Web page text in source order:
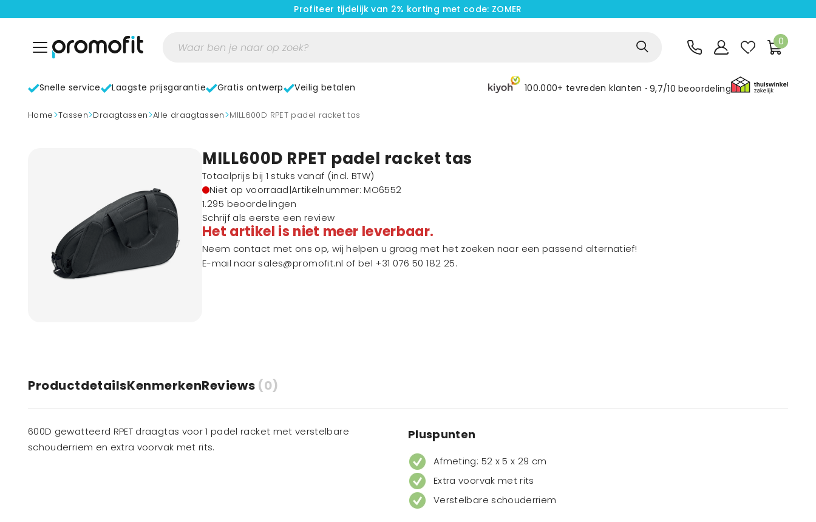
Profiteer tijdelijk van 2% korting met code: ZOMER
0
Snelle service Laagste prijsgarantie Gratis ontwerp Veilig betalen 100.000+ tevreden klanten 9,7/10 beoordeling
home> Tassen> Draagtassen> Alle draagtassen> MILL600D RPET padel racket tas
MILL600D RPET padel racket tas
Totaalprijs bij 1 stuks vanaf (incl. BTW)
Niet op voorraad|Artikelnummer: MO6552
1.295 beoordelingen
Schrijf als eerste een review
Het artikel is niet meer leverbaar.
Neem contact met ons op, wij helpen u graag met het zoeken naar een passend alternatief!
E-mail naar sales@promofit.nl of bel +31 076 50 182 25.
ProductdetailsKenmerkenReviews (0)
600D gewatteerd RPET draagtas voor 1 padel racket met verstelbare
schouderriem en extra voorvak met rits.
Pluspunten
Afmeting: 52 x 5 x 29 cm
Extra voorvak met rits
Verstelbare schouderriem